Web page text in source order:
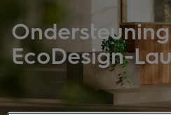
EcoDesign-